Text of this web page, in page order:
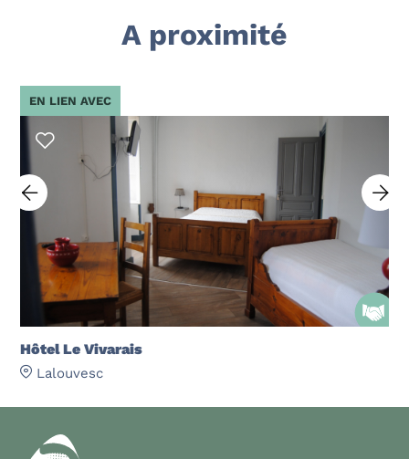
A proximité
Hôtel Le Vivarais
Lalouvesc
EN LIEN AVEC